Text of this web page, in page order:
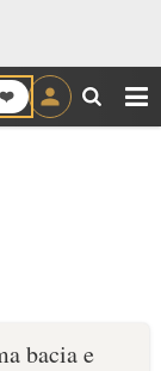
❤️
bacia e